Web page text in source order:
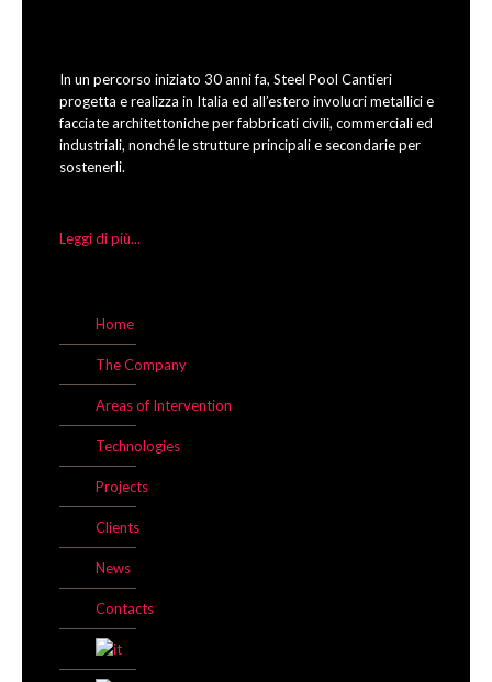
In un percorso iniziato 30 anni fa, Steel Pool Cantieri
progetta e realizza in Italia ed all’estero involucri metallici e
facciate architettoniche per fabbricati civili, commerciali ed
industriali, nonché le strutture principali e secondarie per
sostenerli.
Leggi di più...
Home
The Company
Areas of Intervention
Technologies
Projects
Clients
News
Contacts